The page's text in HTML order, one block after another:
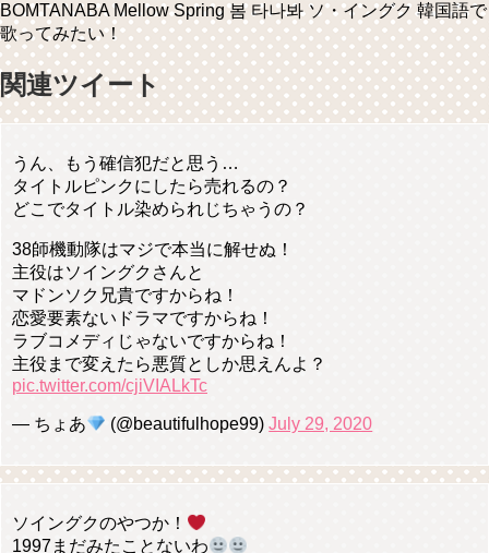
BOMTANABA Mellow Spring 봄 타나봐 ソ・イングク 韓国語で
歌ってみたい！
関連ツイート
うん、もう確信犯だと思う…
タイトルピンクにしたら売れるの？
どこでタイトル染められじちゃうの？
38師機動隊はマジで本当に解せぬ！
主役はソイングクさんと
マドンソク兄貴ですからね！
恋愛要素ないドラマですからね！
ラブコメディじゃないですからね！
主役まで変えたら悪質としか思えんよ？
pic.twitter.com/cjiVIALkTc
— ちょあ (@beautifulhope99)July 29, 2020
ソイングクのやつか！
1997まだみたことないわ